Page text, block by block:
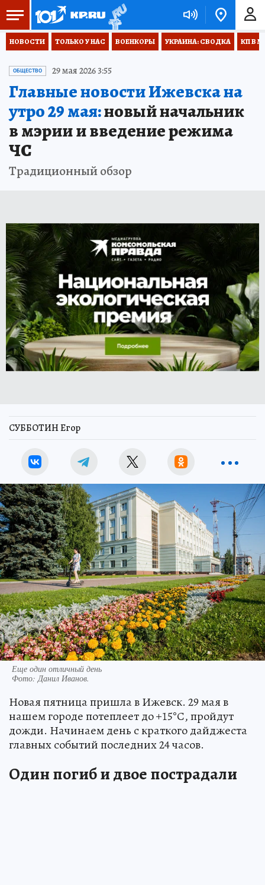
НОВОСТИ ТОЛЬКО У НАС ВОЕНКОРЫ УКРАИНА: СВОДКА КП В
ОБЩЕСТВО 29 мая 2026 3:55
Главные новости Ижевска на
утро 29 мая:новый начальник
в мэрии и введение режима
ЧС
Традиционный обзор
СУББОТИН Егор
Еще один отличный день
Фото: Данил Иванов.
Новая пятница пришла в Ижевск. 29 мая в
нашем городе потеплеет до +15°С, пройдут
дожди. Начинаем день с краткого дайджеста
главных событий последних 24 часов.
Один погиб и двое пострадали